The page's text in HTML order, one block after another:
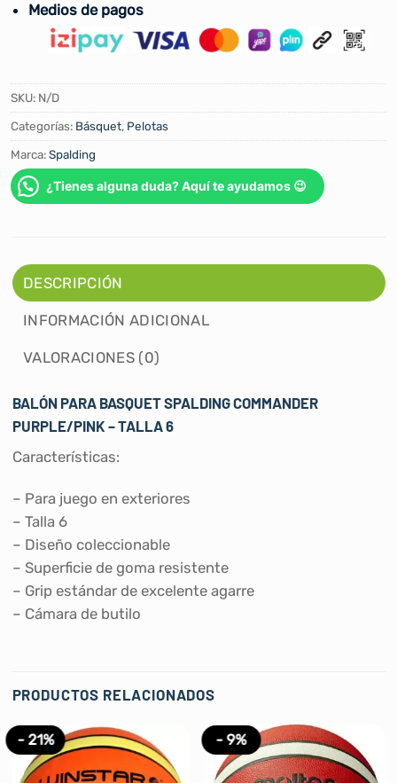
Medios de pagos
SKU: N/D
Categorías: Básquet, Pelotas
Marca:Spalding
¿Tienes alguna duda? Aquí te ayudamos 😉
DESCRIPCIÓN
INFORMACIÓN ADICIONAL
VALORACIONES (0)
BALÓN PARA BASQUET SPALDING COMMANDER
PURPLE/PINK – TALLA 6
Características:
– Para juego en exteriores
– Talla 6
– Diseño coleccionable
– Superficie de goma resistente
– Grip estándar de excelente agarre
– Cámara de butilo
PRODUCTOS RELACIONADOS
- 21% - 9%